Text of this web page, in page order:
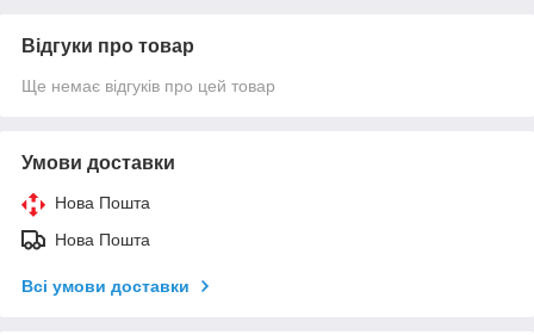
Відгуки про товар
Ще немає відгуків про цей товар
Умови доставки
Нова Пошта
Нова Пошта
Всі умови доставки